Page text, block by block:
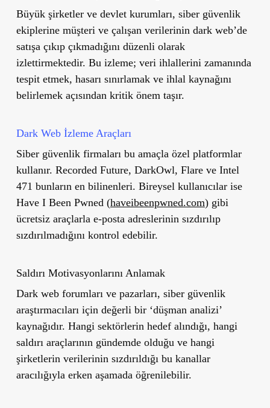
Büyük şirketler ve devlet kurumları, siber güvenlik
ekiplerine müşteri ve çalışan verilerinin dark web’de
satışa çıkıp çıkmadığını düzenli olarak
izlettirmektedir. Bu izleme; veri ihlallerini zamanında
tespit etmek, hasarı sınırlamak ve ihlal kaynağını
belirlemek açısından kritik önem taşır.
Dark Web İzleme Araçları
Siber güvenlik firmaları bu amaçla özel platformlar
kullanır. Recorded Future, DarkOwl, Flare ve Intel
471 bunların en bilinenleri. Bireysel kullanıcılar ise
Have I Been Pwned (haveibeenpwned.com) gibi
ücretsiz araçlarla e-posta adreslerinin sızdırılıp
sızdırılmadığını kontrol edebilir.
Saldırı Motivasyonlarını Anlamak
Dark web forumları ve pazarları, siber güvenlik
araştırmacıları için değerli bir ‘düşman analizi’
kaynağıdır. Hangi sektörlerin hedef alındığı, hangi
saldırı araçlarının gündemde olduğu ve hangi
şirketlerin verilerinin sızdırıldığı bu kanallar
aracılığıyla erken aşamada öğrenilebilir.